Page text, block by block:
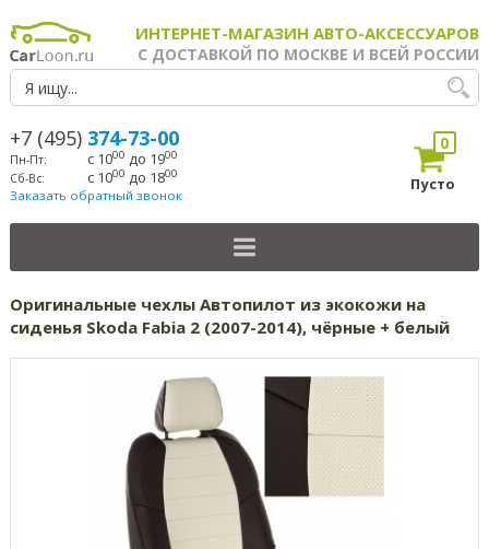
ИНТЕРНЕТ-МАГАЗИН АВТО-АКСЕССУАРОВ
С ДОСТАВКОЙ ПО МОСКВЕ И ВСЕЙ РОССИИ
+7 (495) 374-73-00
Пн-Пт: с 1000 до 1900
Сб-Вс: с 1000 до 1800
Заказать обратный звонок
0
Пусто
Оригинальные чехлы Автопилот из экокожи на
сиденья Skoda Fabia 2 (2007-2014), чёрные + белый